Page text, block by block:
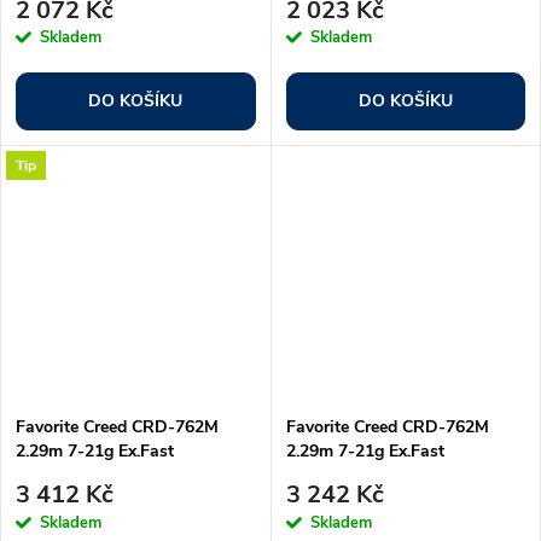
2 072 Kč
Skladem
DO KOŠÍKU
2 023 Kč
Skladem
DO KOŠÍKU
Tip
Favorite Creed CRD-762M
2.29m 7-21g Ex.Fast
3 412 Kč
Skladem
Favorite Creed CRD-762M
2.29m 7-21g Ex.Fast
3 242 Kč
Skladem